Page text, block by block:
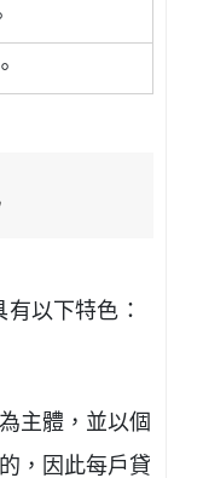
以下特色：
主體，並以個
，因此每戶貸